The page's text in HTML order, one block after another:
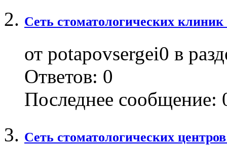
Сеть стоматологических клиник
от potapovsergei0 в
Ответов: 0
Последнее сообщение:
Сеть стоматологических